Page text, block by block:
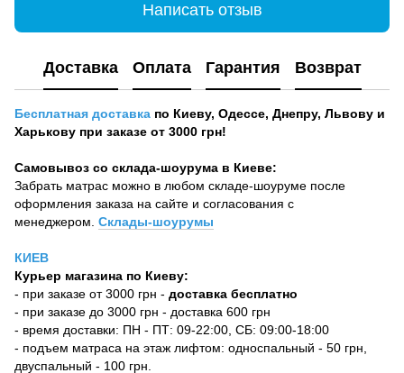
Написать отзыв
Доставка Оплата Гарантия Возврат
Бесплатная доставка по Киеву, Одессе, Днепру, Львову и
Харькову при заказе от 3000 грн!
Самовывоз со склада-шоурума в Киеве:
Забрать матрас можно в любом складе-шоуруме после
оформления заказа на сайте и согласования с
менеджером. Склады-шоурумы
КИЕВ
Курьер магазина по Киеву:
- при заказе от 3000 грн - доставка бесплатно
- при заказе до 3000 грн - доставка 600 грн
- время доставки: ПН - ПТ: 09-22:00, СБ: 09:00-18:00
- подъем матраса на этаж лифтом: односпальный - 50 грн,
двуспальный - 100 грн.